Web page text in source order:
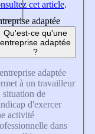
cet article.
adaptée
Qu'est-ce qu'une
entreprise adaptée
?
adaptée
à un travailleur
situation de
d'exercer
activité
dans